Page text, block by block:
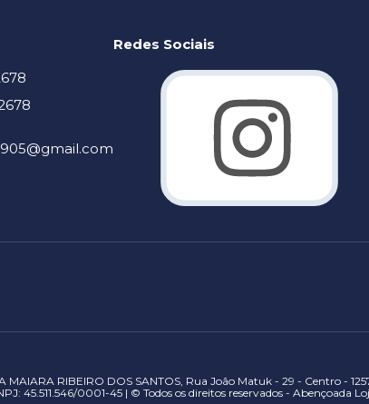
Redes Sociais
MAIARA RIBEIRO DOS SANTOS, Rua João Matuk - 29 - Centro -
45.511.546/0001-45 | © Todos os direitos reservados - Abençoada